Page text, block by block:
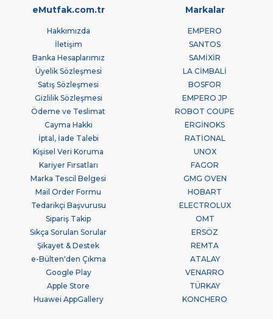
eMutfak.com.tr
Hakkımızda
İletişim
Banka Hesaplarımız
Üyelik Sözleşmesi
Satış Sözleşmesi
Gizlilik Sözleşmesi
Ödeme ve Teslimat
Cayma Hakkı
İptal, İade Talebi
Kişisel Veri Koruma
Kariyer Fırsatları
Marka Tescil Belgesi
Mail Order Formu
Tedarikçi Başvurusu
Sipariş Takip
Sıkça Sorulan Sorular
Şikayet & Destek
e-Bülten'den Çıkma
Google Play
Apple Store
Huawei AppGallery
Markalar
EMPERO
SANTOS
SAMİXİR
LA CİMBALİ
BOSFOR
EMPERO JP
ROBOT COUPE
ERGİNOKS
RATİONAL
UNOX
FAGOR
GMG OVEN
HOBART
ELECTROLUX
OMT
ERSÖZ
REMTA
ATALAY
VENARRO
TÜRKAY
KONCHERO